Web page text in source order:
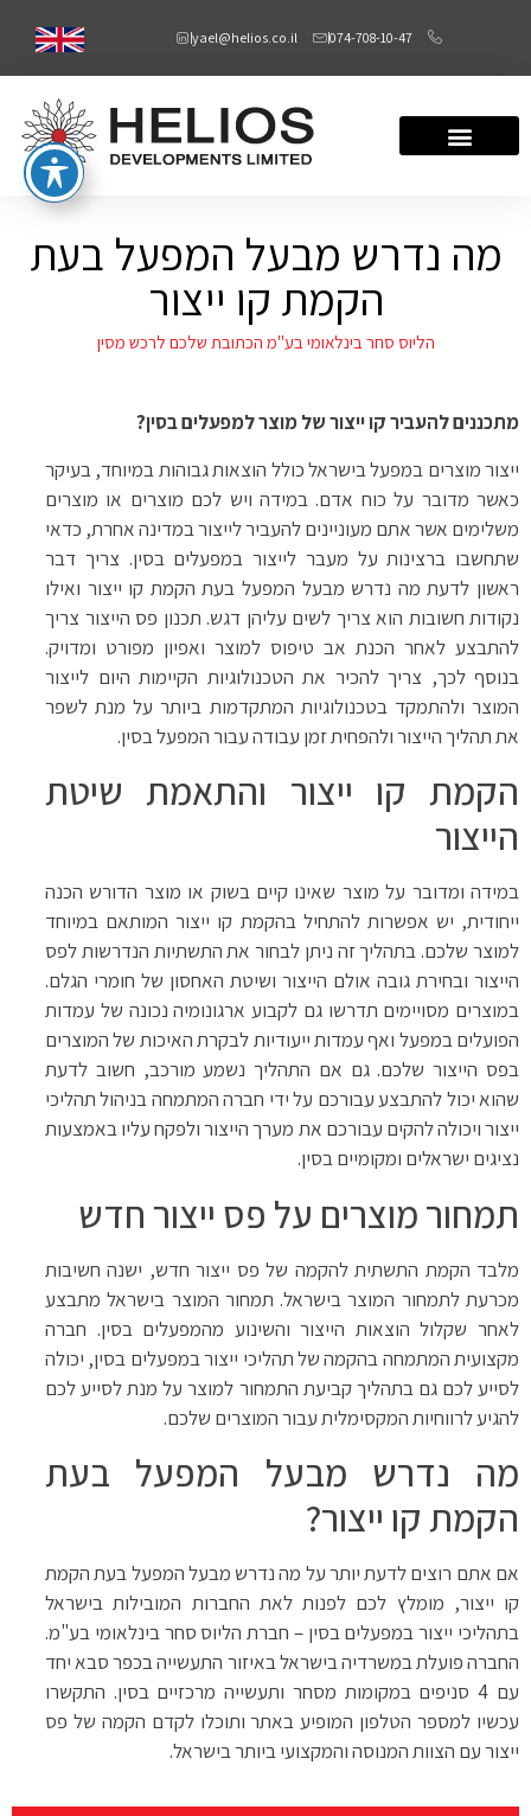
074-708-10-47
yael@helios.co.il
מה נדרש מבעל המפעל בעת
הקמת קו ייצור
הליוס סחר בינלאומי בע"מ הכתובת שלכם לרכש מסין
מתכננים להעביר קו ייצור של מוצר למפעלים בסין?
ייצור מוצרים במפעל בישראל כולל הוצאות גבוהות במיוחד, בעיקר
כאשר מדובר על כוח אדם. במידה ויש לכם מוצרים או מוצרים
משלימים אשר אתם מעוניינים להעביר לייצור במדינה אחרת, כדאי
שתחשבו ברצינות על מעבר לייצור במפעלים בסין. צריך דבר
ראשון לדעת מה נדרש מבעל המפעל בעת הקמת קו ייצור ואילו
נקודות חשובות הוא צריך לשים עליהן דגש. תכנון פס הייצור צריך
להתבצע לאחר הכנת אב טיפוס למוצר ואפיון מפורט ומדויק.
בנוסף לכך, צריך להכיר את הטכנולוגיות הקיימות היום לייצור
המוצר ולהתמקד בטכנולוגיות המתקדמות ביותר על מנת לשפר
את תהליך הייצור ולהפחית זמן עבודה עבור המפעל בסין.
הקמת קו ייצור והתאמת שיטת
הייצור
במידה ומדובר על מוצר שאינו קיים בשוק או מוצר הדורש הכנה
ייחודית, יש אפשרות להתחיל בהקמת קו ייצור המותאם במיוחד
למוצר שלכם. בתהליך זה ניתן לבחור את התשתיות הנדרשות לפס
הייצור ובחירת גובה אולם הייצור ושיטת האחסון של חומרי הגלם.
במוצרים מסויימים תדרשו גם לקבוע ארגונומיה נכונה של עמדות
הפועלים במפעל ואף עמדות ייעודיות לבקרת האיכות של המוצרים
בפס הייצור שלכם. גם אם התהליך נשמע מורכב, חשוב לדעת
שהוא יכול להתבצע עבורכם על ידי חברה המתמחה בניהול תהליכי
ייצור ויכולה להקים עבורכם את מערך הייצור ולפקח עליו באמצעות
נציגים ישראלים ומקומיים בסין.
תמחור מוצרים על פס ייצור חדש
מלבד הקמת התשתית להקמה של פס ייצור חדש, ישנה חשיבות
מכרעת לתמחור המוצר בישראל. תמחור המוצר בישראל מתבצע
לאחר שקלול הוצאות הייצור והשינוע מהמפעלים בסין. חברה
מקצועית המתמחה בהקמה של תהליכי ייצור במפעלים בסין, יכולה
לסייע לכם גם בתהליך קביעת התמחור למוצר על מנת לסייע לכם
להגיע לרווחיות המקסימלית עבור המוצרים שלכם.
מה נדרש מבעל המפעל בעת
הקמת קו ייצור?
אם אתם רוצים לדעת יותר על מה נדרש מבעל המפעל בעת הקמת
קו ייצור, מומלץ לכם לפנות לאת החברות המובילות בישראל
בתהליכי ייצור במפעלים בסין – חברת הליוס סחר בינלאומי בע"מ.
החברה פועלת במשרדיה בישראל באיזור התעשייה בכפר סבא יחד
עם 4 סניפים במקומות מסחר ותעשייה מרכזיים בסין. התקשרו
עכשיו למספר הטלפון המופיע באתר ותוכלו לקדם הקמה של פס
ייצור עם הצוות המנוסה והמקצועי ביותר בישראל.